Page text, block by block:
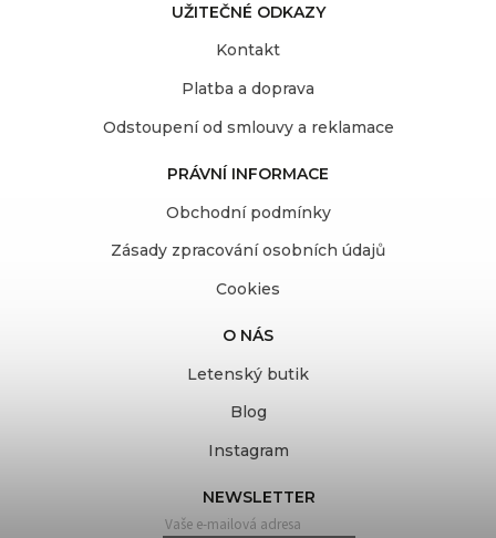
UŽITEČNÉ ODKAZY
Kontakt
Platba a doprava
Odstoupení od smlouvy a reklamace
PRÁVNÍ INFORMACE
Obchodní podmínky
Zásady zpracování osobních údajů
Cookies
O NÁS
Letenský butik
Blog
Instagram
NEWSLETTER